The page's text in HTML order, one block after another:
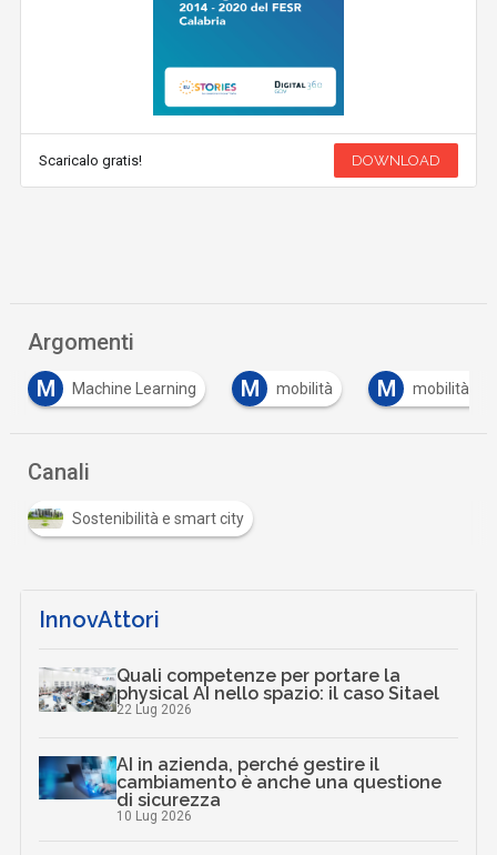
Scaricalo gratis! DOWNLOAD
Argomenti
M
mobilità M mobilità sostenibile S smart
Canali
Sostenibilità e smart city
InnovAttori
Quali competenze per portare la
physical AI nello spazio: il caso Sitael
22 Lug 2026
AI in azienda, perché gestire il
cambiamento è anche una questione
di sicurezza
10 Lug 2026